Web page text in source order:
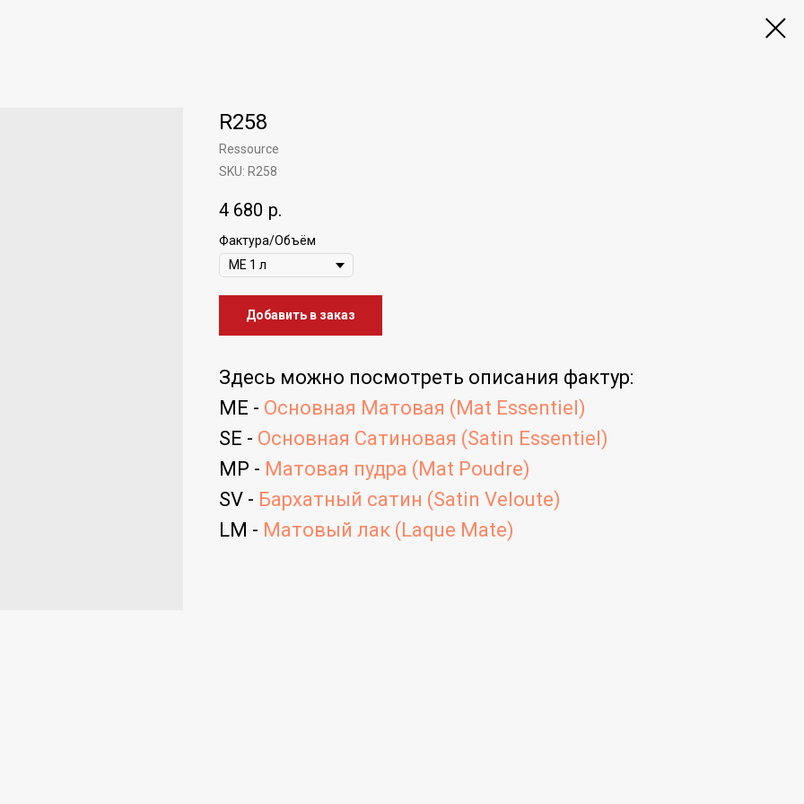
R258
Ressource
SKU: R258
4 680 р.
Фактура/Объём
Добавить в заказ
Здесь можно посмотреть описания фактур:
ME - Основная Матовая (Mat Essentiel)
SE - Основная Сатиновая (Satin Essentiel)
MP - Матовая пудра (Mat Poudre)
SV - Бархатный сатин (Satin Veloute)
LM - Матовый лак (Laque Mate)